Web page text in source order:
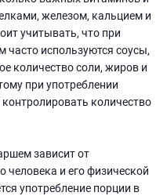
железом, кальцием и
учитывать, что при
часто используются соусы,
количество соли, жиров и
при употреблении
количество
зависит от
человека и его физической
употребление порции в